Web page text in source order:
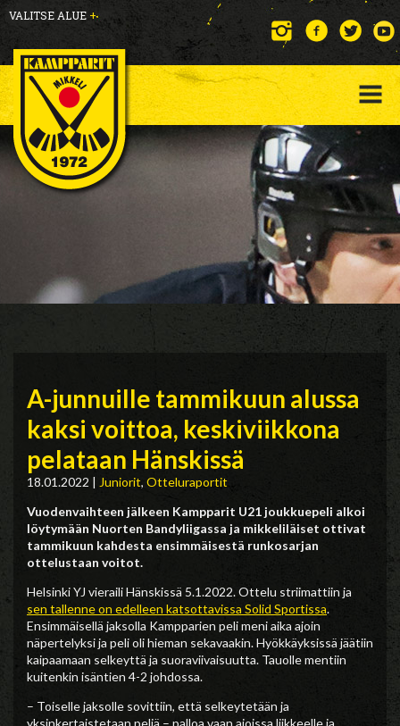
VALITSE ALUE +
A-junnuille tammikuun alussa
kaksi voittoa, keskiviikkona
pelataan Hänskissä
18.01.2022 | Juniorit, Otteluraportit
Vuodenvaihteen jälkeen Kampparit U21 joukkuepeli alkoi
löytymään Nuorten Bandyliigassa ja mikkeliläiset ottivat
tammikuun kahdesta ensimmäisestä runkosarjan
ottelustaan voitot.
Helsinki YJ vieraili Hänskissä 5.1.2022. Ottelu striimattiin ja
sen tallenne on edelleen katsottavissa Solid Sportissa.
Ensimmäisellä jaksolla Kampparien peli meni aika ajoin
näpertelyksi ja peli oli hieman sekavaakin. Hyökkäyksissä jäätiin
kaipaamaan selkeyttä ja suoraviivaisuutta. Tauolle mentiin
kuitenkin isäntien 4-2 johdossa.
– Toiselle jaksolle sovittiin, että selkeytetään ja
yksinkertaistetaan peliä – palloa vaan ajoissa liikkeelle ja